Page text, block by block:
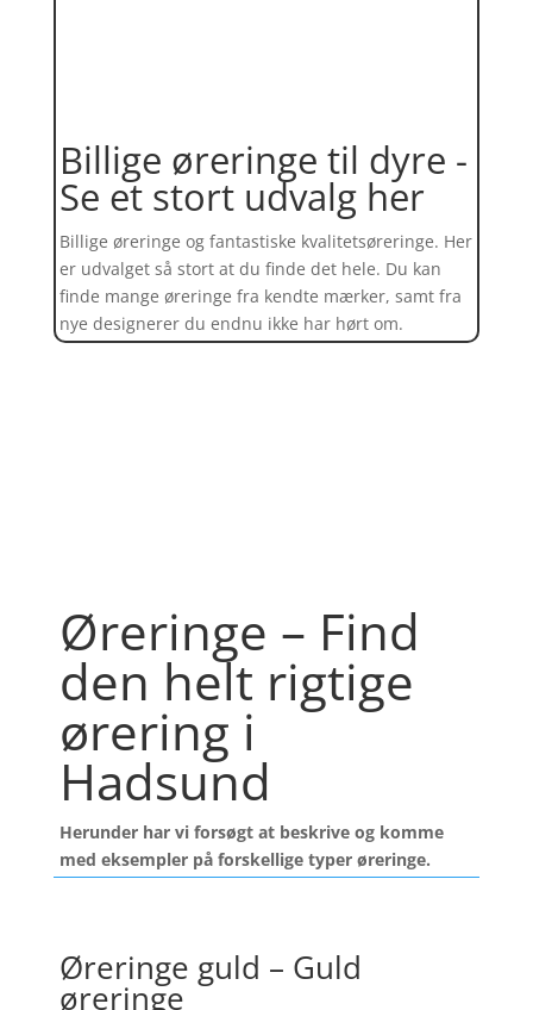
Billige øreringe til dyre -
Se et stort udvalg her
Billige øreringe og fantastiske kvalitetsøreringe. Her
er udvalget så stort at du finde det hele. Du kan
finde mange øreringe fra kendte mærker, samt fra
nye designerer du endnu ikke har hørt om.
Øreringe – Find
den helt rigtige
ørering i
Hadsund
Herunder har vi forsøgt at beskrive og komme
med eksempler på forskellige typer øreringe.
Øreringe guld – Guld
øreringe